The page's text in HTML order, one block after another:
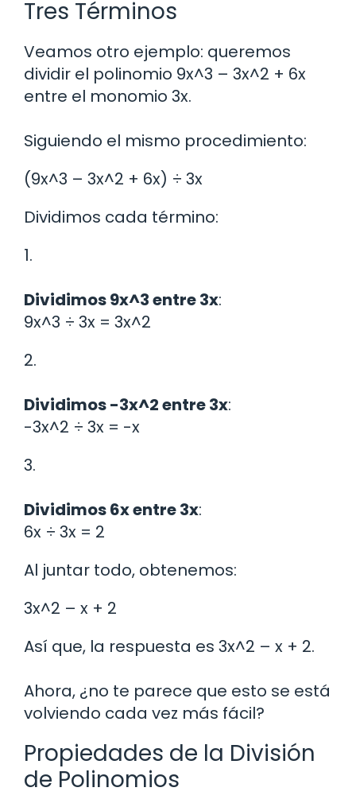
Tres Términos
Veamos otro ejemplo: queremos
dividir el polinomio 9x^3 – 3x^2 + 6x
entre el monomio 3x.
Siguiendo el mismo procedimiento:
(9x^3 – 3x^2 + 6x) ÷ 3x
Dividimos cada término:
1.
Dividimos 9x^3 entre 3x:
9x^3 ÷ 3x = 3x^2
2.
Dividimos -3x^2 entre 3x:
-3x^2 ÷ 3x = -x
3.
Dividimos 6x entre 3x:
6x ÷ 3x = 2
Al juntar todo, obtenemos:
3x^2 – x + 2
Así que, la respuesta es 3x^2 – x + 2.
Ahora, ¿no te parece que esto se está
volviendo cada vez más fácil?
Propiedades de la División
de Polinomios